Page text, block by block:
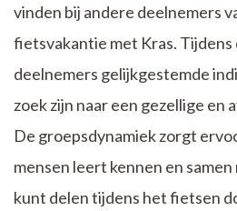
vinden bij andere deelnemers
fietsvakantie met Kras. Tijdens
deelnemers gelijkgestemde
zoek zijn naar een gezellige en
De groepsdynamiek zorgt
mensen leert kennen en
kunt delen tijdens het fietsen